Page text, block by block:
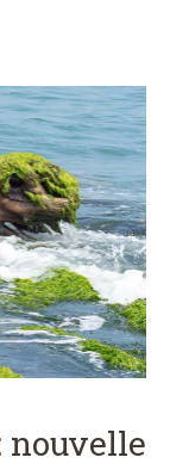
nouvelle